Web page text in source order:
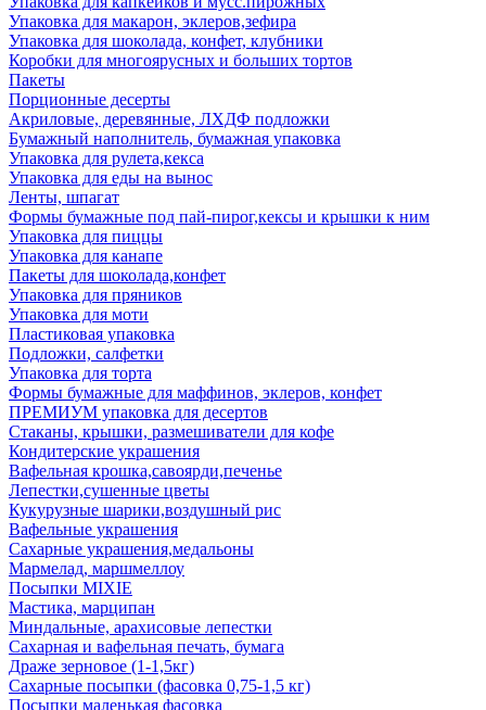
Упаковка для макарон, эклеров,зефира
Упаковка для шоколада, конфет, клубники
Коробки для многоярусных и больших тортов
Пакеты
Порционные десерты
Акриловые, деревянные, ЛХДФ подложки
Бумажный наполнитель, бумажная упаковка
Упаковка для рулета,кекса
Упаковка для еды на вынос
Ленты, шпагат
Формы бумажные под пай-пирог,кексы и крышки к ним
Упаковка для пиццы
Упаковка для канапе
Пакеты для шоколада,конфет
Упаковка для пряников
Упаковка для моти
Пластиковая упаковка
Подложки, салфетки
Упаковка для торта
Формы бумажные для маффинов, эклеров, конфет
ПРЕМИУМ упаковка для десертов
Стаканы, крышки, размешиватели для кофе
Кондитерские украшения
Вафельная крошка,савоярди,печенье
Лепестки,сушенные цветы
Кукурузные шарики,воздушный рис
Вафельные украшения
Сахарные украшения,медальоны
Мармелад, маршмеллоу
Посыпки MIXIE
Мастика, марципан
Миндальные, арахисовые лепестки
Сахарная и вафельная печать, бумага
Драже зерновое (1-1,5кг)
Сахарные посыпки (фасовка 0,75-1,5 кг)
Посыпки маленькая фасовка